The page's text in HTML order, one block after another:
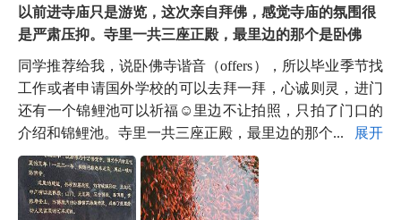
以前进寺庙只是游览，这次亲自拜佛，感觉寺庙的氛围很
是严肃压抑。寺里一共三座正殿，最里边的那个是卧佛
同学推荐给我，说卧佛寺谐音（offers），所以毕业季节找
工作或者申请国外学校的可以去拜一拜，心诚则灵，进门
还有一个锦鲤池可以祈福☺里边不让拍照，只拍了门口的
介绍和锦鲤池。寺里一共三座正殿，最里边的那个...
展开